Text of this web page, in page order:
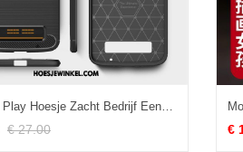
Moto Z3 Play Hoesje Zacht Bedrijf Eenvoudige, Moto Z3 Play Hoesje Hoes Siliconenhoesje
€ 27.00 €